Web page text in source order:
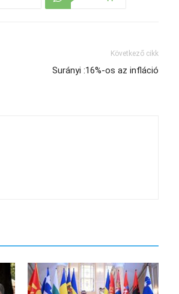
Következő cikk
Surányi :16%-os az infláció